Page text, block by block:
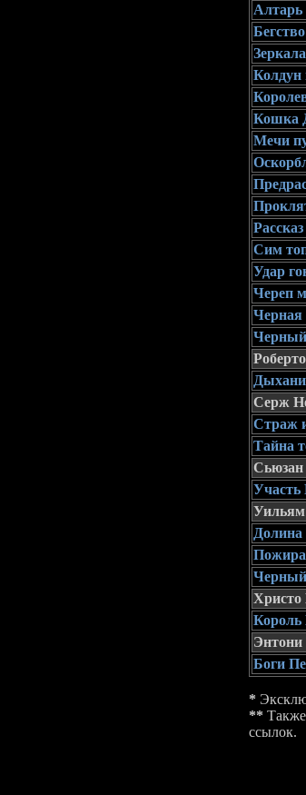
Алтарь
Колдун
Кошка
Мечи
Сим
Удар
Череп
Черная
Черный
Серж
Страж
Тайна
Сьюзан
Участь
Уильям
Долина
Черный
Христо
Король
Энтони
Боги
*
**
ссылок.